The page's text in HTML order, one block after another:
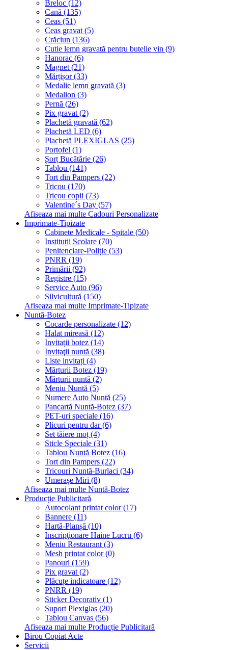
Breloc (12)
Cană (135)
Ceas (51)
Ceas gravat (5)
Crăciun (136)
Cutie lemn gravată pentru butelie vin (9)
Hanorac (6)
Magnet (21)
Mărțișor (33)
Medalie lemn gravată (3)
Medalion (3)
Pernă (26)
Pix gravat (2)
Plachetă gravată (62)
Plachetă LED (6)
Plachetă PLEXIGLAS (25)
Portofel (1)
Șorț Bucătărie (26)
Tablou (141)
Tort din Pampers (22)
Tricou (170)
Tricou copii (73)
Valentine´s Day (57)
Afiseaza mai multe Cadouri Personalizate
Imprimate-Tipizate
Cabinete Medicale - Spitale (50)
Instituții Școlare (70)
Penitenciare-Poliție (53)
PNRR (19)
Primării (92)
Registre (15)
Service Auto (96)
Silvicultură (150)
Afiseaza mai multe Imprimate-Tipizate
Nuntă-Botez
Cocarde personalizate (12)
Halat mireasă (12)
Invitații botez (14)
Invitaţii nuntă (38)
Liste invitați (4)
Mărturii Botez (19)
Mărturii nuntă (2)
Meniu Nuntă (5)
Numere Auto Nuntă (25)
Pancartă Nuntă-Botez (37)
PET-uri speciale (16)
Plicuri pentru dar (6)
Set tăiere moț (4)
Sticle Speciale (31)
Tablou Nuntă Botez (16)
Tort din Pampers (22)
Tricouri Nuntă-Burlaci (34)
Umerașe Miri (8)
Afiseaza mai multe Nuntă-Botez
Producție Publicitară
Autocolant printat color (17)
Bannere (11)
Hartă-Planșă (10)
Inscripţionare Haine Lucru (6)
Meniu Restaurant (3)
Mesh printat color (0)
Panouri (159)
Pix gravat (2)
Plăcuțe indicatoare (12)
PNRR (19)
Sticker Decorativ (1)
Suport Plexiglas (20)
Tablou Canvas (56)
Afiseaza mai multe Producție Publicitară
Birou Copiat Acte
Servicii